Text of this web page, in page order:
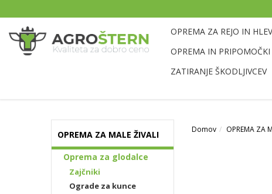
OPREMA ZA REJO IN
OPREMA IN
ZATIRANJE ŠKODLJIVCEV
OPREMA ZA MALE ŽIVALI
Oprema za glodalce
Zajčniki
Ograde za kunce
Domov OPREMA ZA